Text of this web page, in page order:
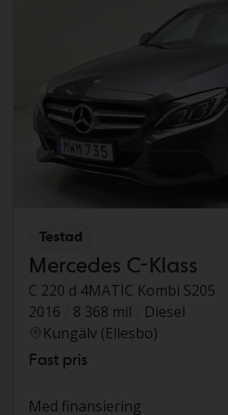
Testad
Mercedes C-Klass
C 220 d 4MATIC Kombi S205
2016
8 368 mil
Diesel
Kungälv (Ellesbo)
Fast pris
Med finansiering